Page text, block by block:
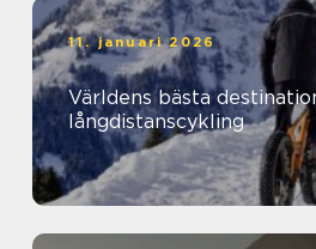
11. januari 2026
Världens bästa
långdistanscykling